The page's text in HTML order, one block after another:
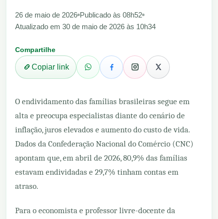
26 de maio de 2026 Publicado às 08h52
Atualizado em 30 de maio de 2026 às 10h34
Compartilhe
Copiar link
O endividamento das famílias brasileiras segue em
alta e preocupa especialistas diante do cenário de
inflação, juros elevados e aumento do custo de vida.
Dados da Confederação Nacional do Comércio (CNC)
apontam que, em abril de 2026, 80,9% das famílias
estavam endividadas e 29,7% tinham contas em
atraso.
Para o economista e professor livre-docente da